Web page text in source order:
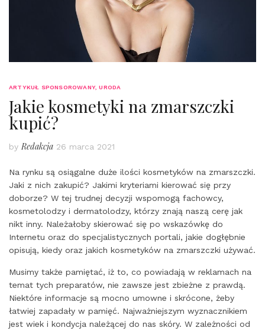
ARTYKUŁ SPONSOROWANY,URODA
Jakie kosmetyki na zmarszczki
kupić?
by Redakcja 26 marca 2021
Na rynku są osiągalne duże ilości kosmetyków na zmarszczki.
Jaki z nich zakupić? Jakimi kryteriami kierować się przy
doborze? W tej trudnej decyzji wspomogą fachowcy,
kosmetolodzy i dermatolodzy, którzy znają naszą cerę jak
nikt inny. Należałoby skierować się po wskazówkę do
Internetu oraz do specjalistycznych portali, jakie dogłębnie
opisują, kiedy oraz jakich kosmetyków na zmarszczki używać.
Musimy także pamiętać, iż to, co powiadają w reklamach na
temat tych preparatów, nie zawsze jest zbieżne z prawdą.
Niektóre informacje są mocno umowne i skrócone, żeby
łatwiej zapadały w pamięć. Najważniejszym wyznacznikiem
jest wiek i kondycja należącej do nas skóry. W zależności od